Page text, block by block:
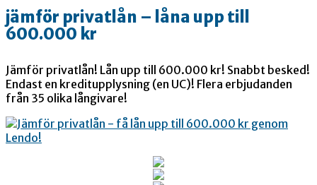
jämför privatlån – låna upp till
600.000 kr
Jämför privatlån! Lån upp till 600.000 kr! Snabbt besked!
Endast en kreditupplysning (en UC)! Flera erbjudanden
från 35 olika långivare!